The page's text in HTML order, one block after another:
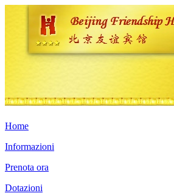
Home
Informazioni
Prenota ora
Dotazioni